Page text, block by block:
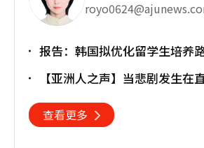
报告：韩国拟优化留学生培养
【亚洲人之声】当悲剧发生在
查看更多